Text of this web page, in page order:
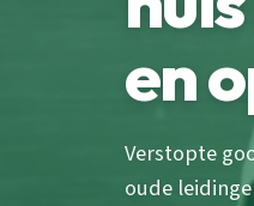
en
Verstopte
oude